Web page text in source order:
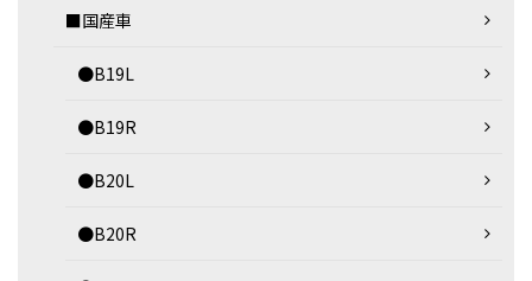
■国産車
●B19L
●B19R
●B20L
●B20R